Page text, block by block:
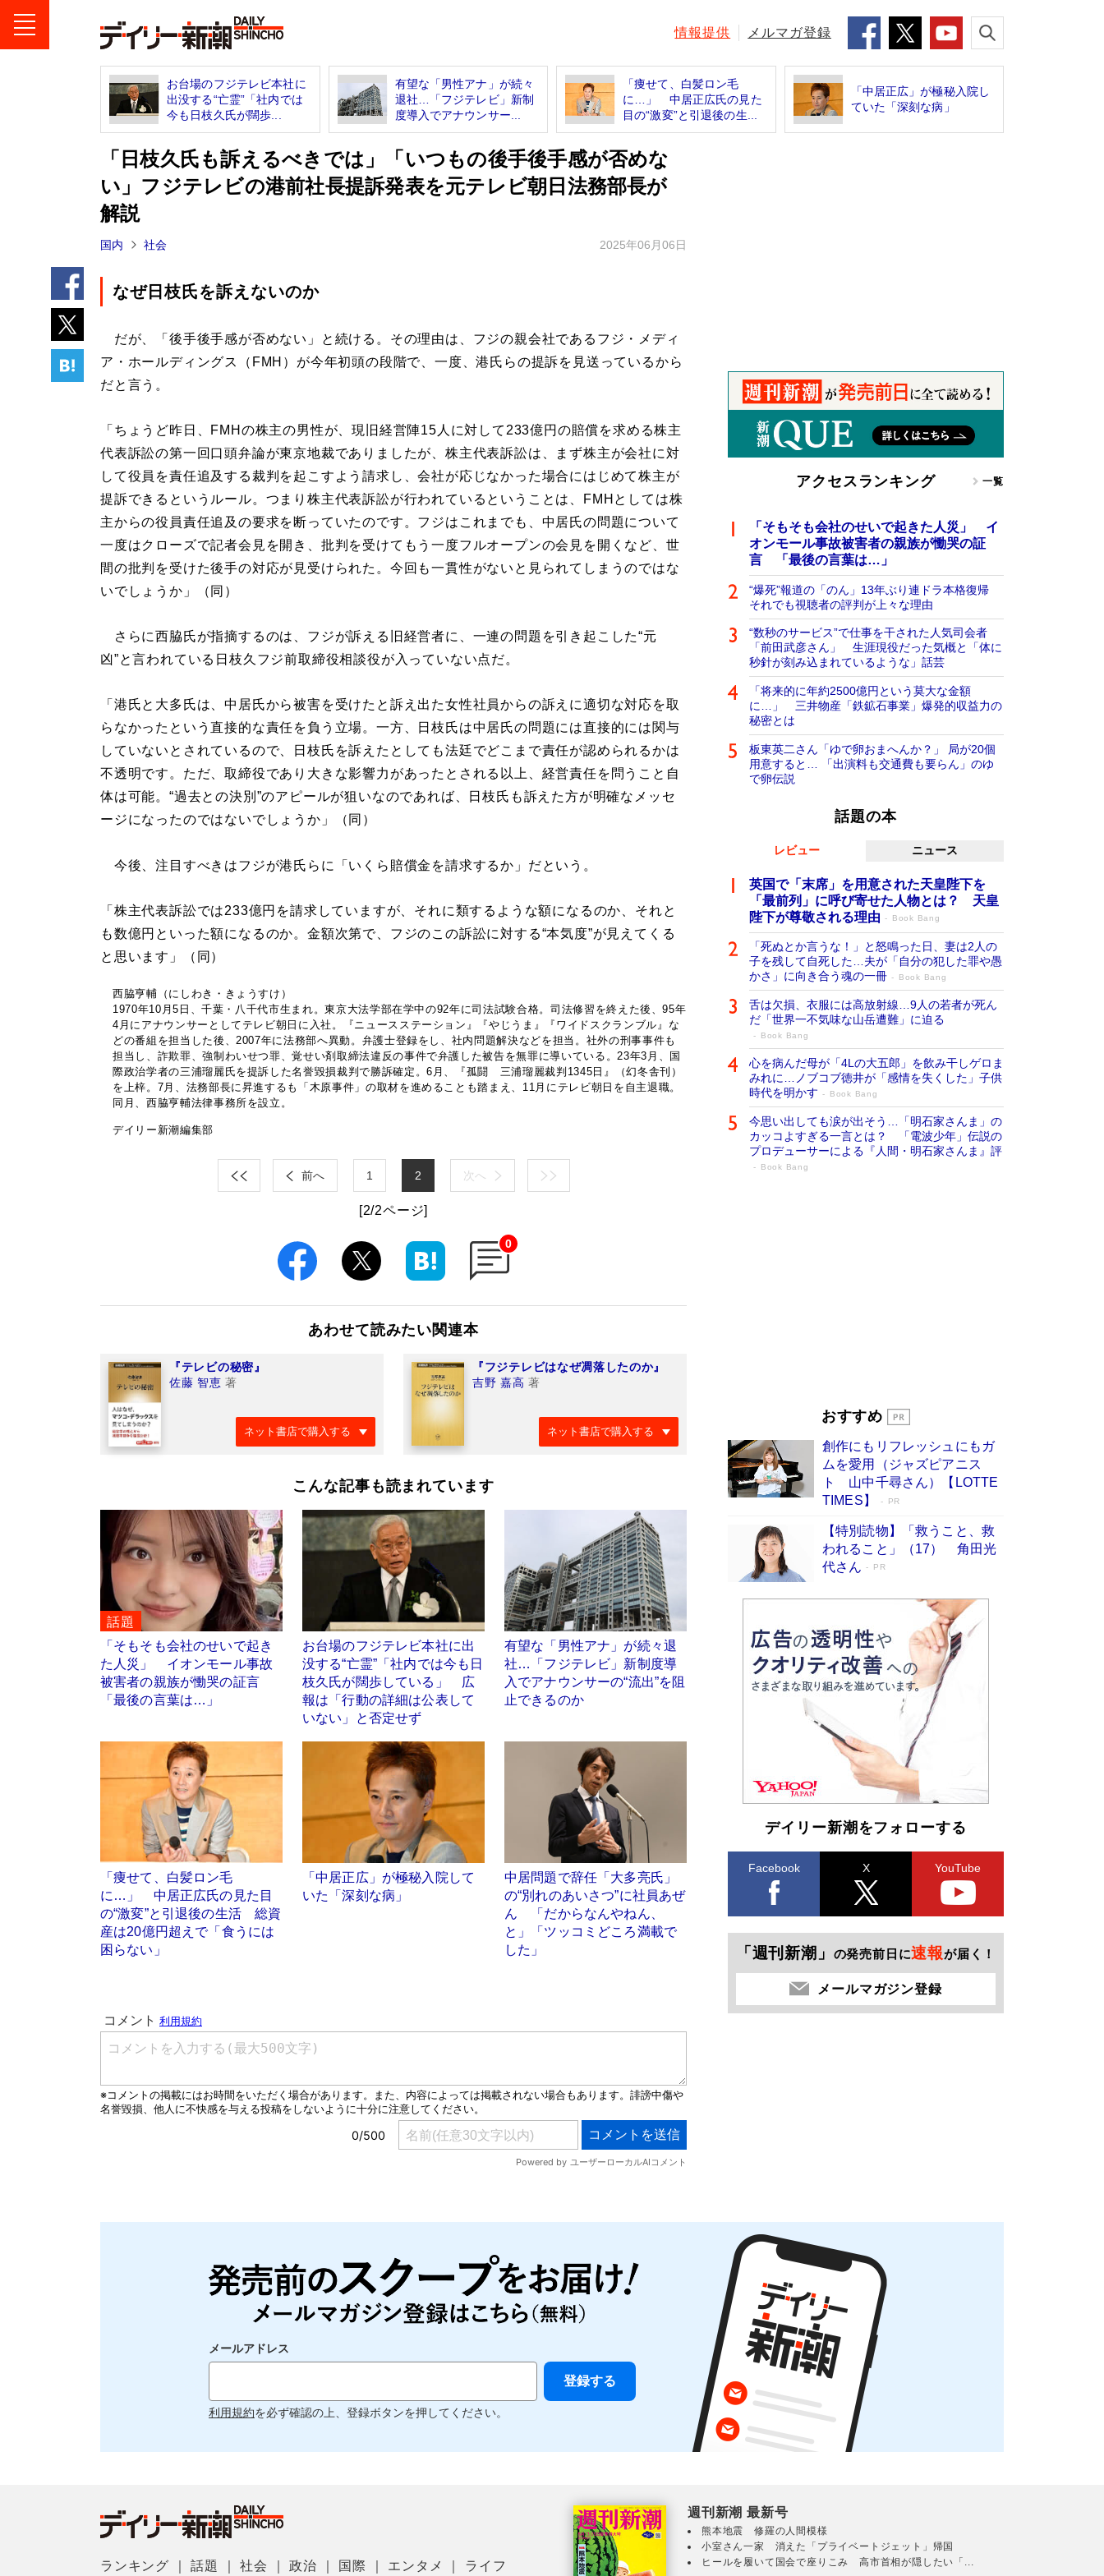
情報提供 メルマガ登録
お台場のフジテレビ本社に
出没する“亡霊”「社内では
今も日枝久氏が闊歩...
有望な「男性アナ」が続々
退社…「フジテレビ」新制
度導入でアナウンサー...
「痩せて、白髪ロン毛
に…」 中居正広氏の見た
目の“激変”と引退後の生...
「中居正広」が極秘入院し
ていた「深刻な病」
「日枝久氏も訴えるべきでは」「いつもの後手後手感が否めな
い」フジテレビの港前社長提訴発表を元テレビ朝日法務部長が
解説
国内 社会 2025年06月06日
なぜ日枝氏を訴えないのか
だが、「後手後手感が否めない」と続ける。その理由は、フジの親会社であるフジ・メディ
ア・ホールディングス（FMH）が今年初頭の段階で、一度、港氏らの提訴を見送っているから
だと言う。
「ちょうど昨日、FMHの株主の男性が、現旧経営陣15人に対して233億円の賠償を求める株主
代表訴訟の第一回口頭弁論が東京地裁でありましたが、株主代表訴訟は、まず株主が会社に対
して役員を責任追及する裁判を起こすよう請求し、会社が応じなかった場合にはじめて株主が
提訴できるというルール。つまり株主代表訴訟が行われているということは、FMHとしては株
主からの役員責任追及の要求を断っていたのです。フジはこれまでも、中居氏の問題について
一度はクローズで記者会見を開き、批判を受けてもう一度フルオープンの会見を開くなど、世
間の批判を受けた後手の対応が見受けられた。今回も一貫性がないと見られてしまうのではな
いでしょうか」（同）
さらに西脇氏が指摘するのは、フジが訴える旧経営者に、一連の問題を引き起こした“元
凶”と言われている日枝久フジ前取締役相談役が入っていない点だ。
「港氏と大多氏は、中居氏から被害を受けたと訴え出た女性社員からの訴えに適切な対応を取
らなかったという直接的な責任を負う立場。一方、日枝氏は中居氏の問題には直接的には関与
していないとされているので、日枝氏を訴えたとしても法廷でどこまで責任が認められるかは
不透明です。ただ、取締役であり大きな影響力があったとされる以上、経営責任を問うこと自
体は可能。“過去との決別”のアピールが狙いなのであれば、日枝氏も訴えた方が明確なメッセ
ージになったのではないでしょうか」（同）
今後、注目すべきはフジが港氏らに「いくら賠償金を請求するか」だという。
「株主代表訴訟では233億円を請求していますが、それに類するような額になるのか、それと
も数億円といった額になるのか。金額次第で、フジのこの訴訟に対する“本気度”が見えてくる
と思います」（同）
西脇亨輔（にしわき・きょうすけ）
1970年10月5日、千葉・八千代市生まれ。東京大法学部在学中の92年に司法試験合格。司法修習を終えた後、95年
4月にアナウンサーとしてテレビ朝日に入社。『ニュースステーション』『やじうま』『ワイドスクランブル』な
どの番組を担当した後、2007年に法務部へ異動。弁護士登録をし、社内問題解決などを担当。社外の刑事事件も
担当し、詐欺罪、強制わいせつ罪、覚せい剤取締法違反の事件で弁護した被告を無罪に導いている。23年3月、国
際政治学者の三浦瑠麗氏を提訴した名誉毀損裁判で勝訴確定。6月、『孤闘 三浦瑠麗裁判1345日』（幻冬舎刊）
を上梓。7月、法務部長に昇進するも「木原事件」の取材を進めることも踏まえ、11月にテレビ朝日を自主退職。
同月、西脇亨輔法律事務所を設立。
デイリー新潮編集部
前へ 1 2 次へ
[2/2ページ]
0
あわせて読みたい関連本
『テレビの秘密』
佐藤 智恵 著
ネット書店で購入する
『フジテレビはなぜ凋落したのか』
吉野 嘉高 著
ネット書店で購入する
こんな記事も読まれています
話題
「そもそも会社のせいで起き
た人災」 イオンモール事故
被害者の親族が慟哭の証言
「最後の言葉は…」
お台場のフジテレビ本社に出
没する“亡霊”「社内では今も日
枝久氏が闊歩している」 広
報は「行動の詳細は公表して
いない」と否定せず
有望な「男性アナ」が続々退
社…「フジテレビ」新制度導
入でアナウンサーの“流出”を阻
止できるのか
「痩せて、白髪ロン毛
に…」 中居正広氏の見た目
の“激変”と引退後の生活 総資
産は20億円超えで「食うには
困らない」
「中居正広」が極秘入院して
いた「深刻な病」
中居問題で辞任「大多亮氏」
の“別れのあいさつ”に社員あぜ
ん 「だからなんやねん、
と」「ツッコミどころ満載で
した」
アクセスランキング 一覧
「そもそも会社のせいで起きた人災」 イ
オンモール事故被害者の親族が慟哭の証
言 「最後の言葉は…」
“爆死”報道の「のん」13年ぶり連ドラ本格復帰
それでも視聴者の評判が上々な理由
“数秒のサービス”で仕事を干された人気司会者
「前田武彦さん」 生涯現役だった気概と「体に
秒針が刻み込まれているような」話芸
「将来的に年約2500億円という莫大な金額
に…」 三井物産「鉄鉱石事業」爆発的収益力の
秘密とは
板東英二さん「ゆで卵おまへんか？」 局が20個
用意すると… 「出演料も交通費も要らん」のゆ
で卵伝説
話題の本
レビュー ニュース
英国で「末席」を用意された天皇陛下を
「最前列」に呼び寄せた人物とは？ 天皇
陛下が尊敬される理由
Book Bang
「死ぬとか言うな！」と怒鳴った日、妻は2人の
子を残して自死した…夫が「自分の犯した罪や愚
かさ」に向き合う魂の一冊
Book Bang
舌は欠損、衣服には高放射線…9人の若者が死ん
だ「世界一不気味な山岳遭難」に迫る
Book Bang
心を病んだ母が「4Lの大五郎」を飲み干しゲロま
みれに…ノブコブ徳井が「感情を失くした」子供
時代を明かす
Book Bang
今思い出しても涙が出そう…「明石家さんま」の
カッコよすぎる一言とは？ 「電波少年」伝説の
プロデューサーによる『人間・明石家さんま』評
Book Bang
らも文庫化 映画化された直木賞受賞作もランク
皇室はなぜ世界から尊敬されているのか？ 「天
皇陛下はお元気でおられるか」がサウジ国王の第
一声になる理由
Book Bang
おすすめ
創作にもリフレッシュにもガ
ムを愛用（ジャズピアニス
ト 山中千尋さん）【LOTTE
TIMES】
PR
【特別読物】「救うこと、救
われること」（17） 角田光
代さん
PR
デイリー新潮をフォローする
Facebook X YouTube
「週刊新潮」 の発売前日に速報が届く！
メールマガジン登録
メールアドレス
利用規約を必ず確認の上、登録ボタンを押してください。
ランキング ｜話題 ｜社会 ｜政治 国際 エンタメ ライフ
週刊新潮 最新号
熊本地震 修羅の人間模様
小室さん一家 消えた「プライベートジェット」帰国
ヒールを履いて国会で座りこみ 高市首相が隠したい「...